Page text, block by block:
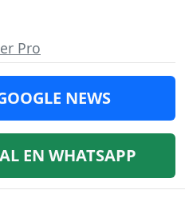
Pro
NEWS
EN WHATSAPP